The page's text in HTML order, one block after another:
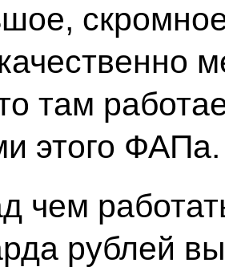
там
этого ФАПа.
чем
рублей